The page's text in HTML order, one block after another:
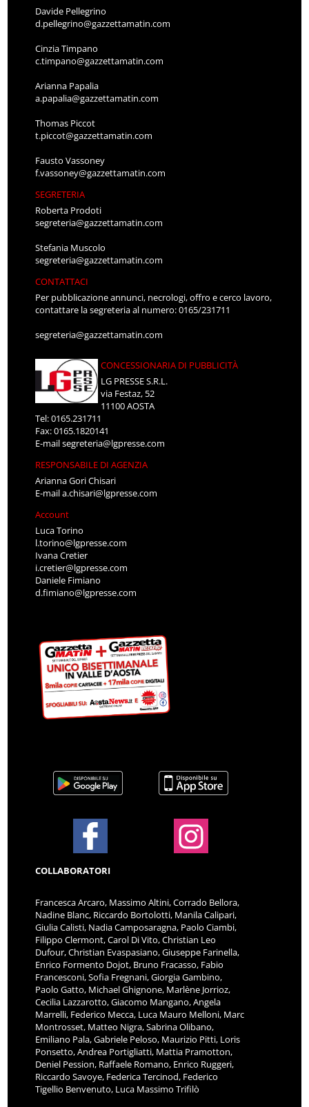
Davide Pellegrino
d.pellegrino@gazzettamatin.com
Cinzia Timpano
c.timpano@gazzettamatin.com
Arianna Papalia
a.papalia@gazzettamatin.com
Thomas Piccot
t.piccot@gazzettamatin.com
Fausto Vassoney
f.vassoney@gazzettamatin.com
SEGRETERIA
Roberta Prodoti
segreteria@gazzettamatin.com
Stefania Muscolo
segreteria@gazzettamatin.com
CONTATTACI
Per pubblicazione annunci, necrologi, offro e cerco lavoro,
contattare la segreteria al numero: 0165/231711
segreteria@gazzettamatin.com
CONCESSIONARIA DI PUBBLICITÀ
LG PRESSE S.R.L.
via Festaz, 52
11100 AOSTA
Tel: 0165.231711
Fax: 0165.1820141
E-mailsegreteria@lgpresse.com
RESPONSABILE DI AGENZIA
Arianna Gori Chisari
E-maila.chisari@lgpresse.com
Account
Luca Torino
l.torino@lgpresse.com
Ivana Cretier
i.cretier@lgpresse.com
Daniele Fimiano
d.fimiano@lgpresse.com
COLLABORATORI
Francesca Arcaro, Massimo Altini, Corrado Bellora,
Nadine Blanc, Riccardo Bortolotti, Manila Calipari,
Giulia Calisti, Nadia Camposaragna, Paolo Ciambi,
Filippo Clermont, Carol Di Vito, Christian Leo
Dufour, Christian Evaspasiano, Giuseppe Farinella,
Enrico Formento Dojot, Bruno Fracasso, Fabio
Francesconi, Sofia Fregnani, Giorgia Gambino,
Paolo Gatto, Michael Ghignone, Marlène Jorrioz,
Cecilia Lazzarotto, Giacomo Mangano, Angela
Marrelli, Federico Mecca, Luca Mauro Melloni, Marc
Montrosset, Matteo Nigra, Sabrina Olibano,
Emiliano Pala, Gabriele Peloso, Maurizio Pitti, Loris
Ponsetto, Andrea Portigliatti, Mattia Pramotton,
Deniel Pession, Raffaele Romano, Enrico Ruggeri,
Riccardo Savoye, Federica Tercinod, Federico
Tigellio Benvenuto, Luca Massimo Trifilò